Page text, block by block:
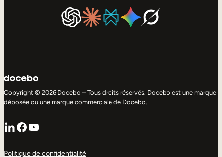
Copyright © 2026 Docebo – Tous droits réservés. Docebo est une marque
déposée ou une marque commerciale de Docebo.
LinkedIn
Facebook
YouTube
Politique de confidentialité